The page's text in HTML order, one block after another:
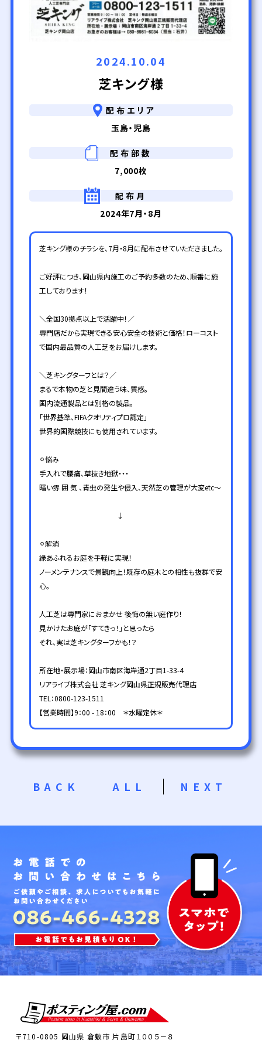
2024.10.04
芝キング様
配布エリア
玉島・児島
配布部数
7,000枚
配布月
2024年7月・8月
芝キング様のチラシを、7月・8月に配布させていただきました。
ご好評につき、岡山県内施工のご予約多数のため、順番に施
工しております！
＼全国30拠点以上で活躍中！／
専門店だから実現できる安心安全の技術と価格！ローコスト
で国内最品質の人工芝をお届けします。
＼芝キングターフとは？／
まるで本物の芝と見間違う味、質感。
国内流通製品とは別格の製品。
「世界基準、FIFAクオリティプロ認定」
世界的国際競技にも使用されています。
⚪︎悩み
手入れで腰痛、草抜き地獄・・・
暗い雰 囲 気 、青虫の発生や侵入、天然芝の管理が大変etc～
↓
⚪︎解消
緑あふれるお庭を手軽に実現！
ノーメンテナンスで景観向上！既存の庭木との相性も抜群で安
心。
人工芝は専門家におまかせ 後悔の無い庭作り！
見かけたお庭が「すてきっ！」と思ったら
それ、実は芝キングターフかも！？
所在地・展示場：岡山市南区海岸通2丁目1-33-4
リアライブ株式会社 芝キング岡山県正規販売代理店
TEL：0800-123-1511
【営業時間】9：00 - 18：00 ＊水曜定休＊
BACK ALL NEXT
〒710-0805 岡山県 倉敷市 片島町１００５－８